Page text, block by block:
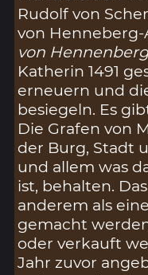
Rudolf von
von
von
Katherin 1491
erneuern und
besiegeln. Es
Die Grafen von
der Burg, Stadt
und allem was
ist, behalten.
anderem als
gemacht
oder verkauft
Jahr zuvor